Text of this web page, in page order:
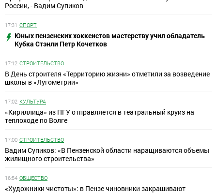
России, - Вадим Супиков
17:31 СПОРТ
Юных пензенских хоккеистов мастерству учил обладатель
Кубка Стэнли Петр Кочетков
17:12 СТРОИТЕЛЬСТВО
В День строителя «Территорию жизни» отметили за возведение
школы в «Лугометрии»
17:02 КУЛЬТУРА
«Кириллица» из ПГУ отправляется в театральный круиз на
теплоходе по Волге
17:00 СТРОИТЕЛЬСТВО
Вадим Супиков: «В Пензенской области наращиваются объемы
жилищного строительства»
16:54 ОБЩЕСТВО
«Художники чистоты»: в Пензе чиновники закрашивают